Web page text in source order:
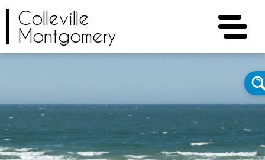
Colleville
Montgomery